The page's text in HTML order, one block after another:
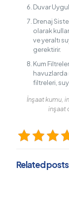
Duvar
Drenaj
olarak
ve yeraltı
gerektirir.
Kum
havuzlarda
filtreleri,
İnşaat kumu,
inşaat
Related posts